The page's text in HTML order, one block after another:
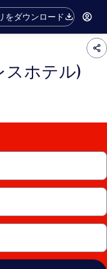
をダウンロード
スホテル)